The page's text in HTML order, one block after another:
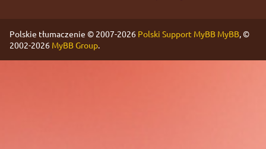
Polskie tłumaczenie © 2007-2026 Polski Support MyBB MyBB, ©
2002-2026 MyBB Group.